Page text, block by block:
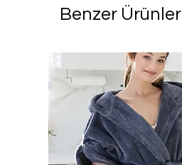
Benzer Ürünler